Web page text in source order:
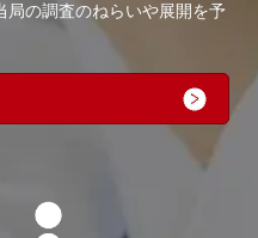
局の調査のねらいや展開を予